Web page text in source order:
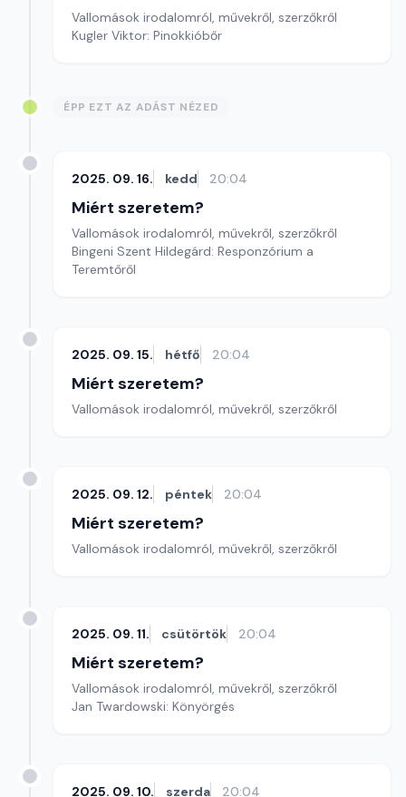
Vallomások irodalomról, művekről, szerzőkről
Kugler Viktor: Pinokkióbőr
ÉPP EZT AZ ADÁST NÉZED
2025. 09. 16. kedd 20:04
Miért szeretem?
Vallomások irodalomról, művekről, szerzőkről
Bingeni Szent Hildegárd: Responzórium a
Teremtőről
2025. 09. 15. hétfő 20:04
Miért szeretem?
Vallomások irodalomról, művekről, szerzőkről
2025. 09. 12. péntek 20:04
Miért szeretem?
Vallomások irodalomról, művekről, szerzőkről
2025. 09. 11. csütörtök 20:04
Miért szeretem?
Vallomások irodalomról, művekről, szerzőkről
Jan Twardowski: Könyörgés
2025. 09. 10. szerda 20:04